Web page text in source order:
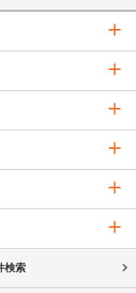
検索